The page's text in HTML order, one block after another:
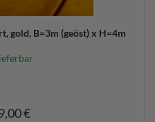
gold, B=3m (geöst) x H=4m
€